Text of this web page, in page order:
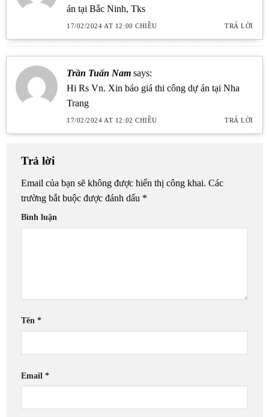
án tại Bắc Ninh, Tks
17/02/2024 AT 12:00 CHIỀU TRẢ LỜI
Trần Tuấn Nam says:
Hi Rs Vn. Xin báo giá thi công dự án tại Nha
Trang
17/02/2024 AT 12:02 CHIỀU TRẢ LỜI
Trả lời
Email của bạn sẽ không được hiển thị công khai. Các
trường bắt buộc được đánh dấu *
Bình luận
Tên *
Email *